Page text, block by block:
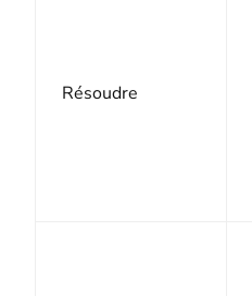
Résoudre